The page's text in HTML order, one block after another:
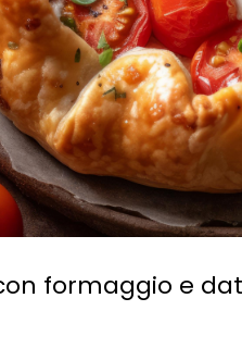
formaggio e